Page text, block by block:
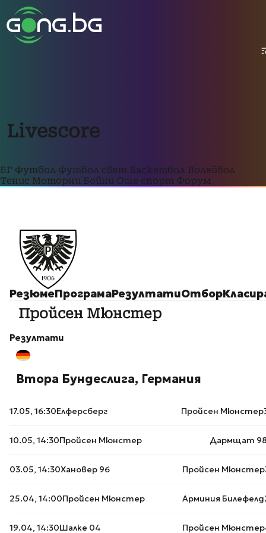
Livescore
БГ Футбол Футбол свят Баскетбол Волейбол
Тенис Моторни Бойни Още спорт Форум
Пройсен Мюнстер
РезюмеПрограмаРезултатиОтбор
Резултати
Втора Бундеслига, Германия
17.05, 16:30Елферсберг Пройсен Мюнстер
10.05, 14:30Пройсен Мюнстер Дармщат
03.05, 14:30Хановер 96 Пройсен Мюнстер
25.04, 14:00Пройсен Мюнстер Арминия Билефелд
19.04, 14:30Шалке 04 Пройсен Мюнстер